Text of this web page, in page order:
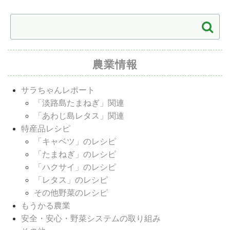
農業情報
サラちゃんレポート
「淡路島たまねぎ」関連
「あわじ島レタス」関連
特産品レシピ
「キャベツ」のレシピ
「たまねぎ」のレシピ
「ハクサイ」のレシピ
「レタス」のレシピ
その他野菜のレシピ
もうかる農業
安全・安心・野菜システムの取り組み